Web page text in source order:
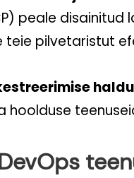
peale
teie pilvetaristut
hoolduse